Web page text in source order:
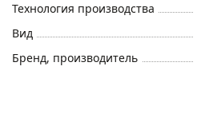
Технология производства
Вид
Бренд, производитель